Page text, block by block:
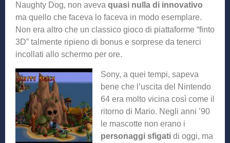
Naughty Dog, non aveva quasi nulla di innovativo
ma quello che faceva lo faceva in modo esemplare.
Non era altro che un classico gioco di piattaforme “finto
3D” talmente ripieno di bonus e sorprese da tenerci
incollati allo schermo per ore.
Sony, a quei tempi, sapeva
bene che l’uscita del Nintendo
64 era molto vicina così come il
ritorno di Mario. Negli anni ’90
le mascotte non erano i
personaggi sfigati di oggi, ma